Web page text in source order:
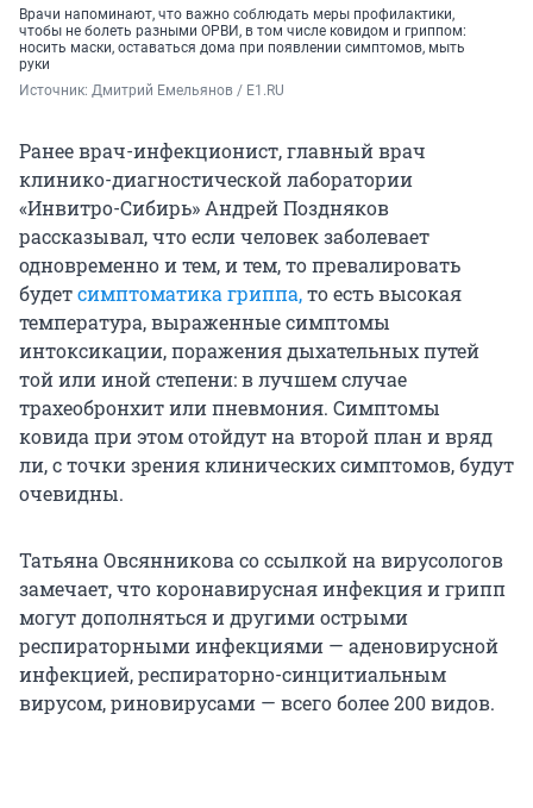
Врачи напоминают, что важно соблюдать меры профилактики,
чтобы не болеть разными ОРВИ, в том числе ковидом и гриппом:
носить маски, оставаться дома при появлении симптомов, мыть
руки
Источник: Дмитрий Емельянов / E1.RU
Ранее врач-инфекционист, главный врач
клинико-диагностической лаборатории
«Инвитро-Сибирь» Андрей Поздняков
рассказывал, что если человек заболевает
одновременно и тем, и тем, то превалировать
будетсимптоматика гриппа,то есть высокая
температура, выраженные симптомы
интоксикации, поражения дыхательных путей
той или иной степени: в лучшем случае
трахеобронхит или пневмония. Симптомы
ковида при этом отойдут на второй план и вряд
ли, с точки зрения клинических симптомов, будут
очевидны.
Татьяна Овсянникова со ссылкой на вирусологов
замечает, что коронавирусная инфекция и грипп
могут дополняться и другими острыми
респираторными инфекциями — аденовирусной
инфекцией, респираторно-синцитиальным
вирусом, риновирусами — всего более 200 видов.